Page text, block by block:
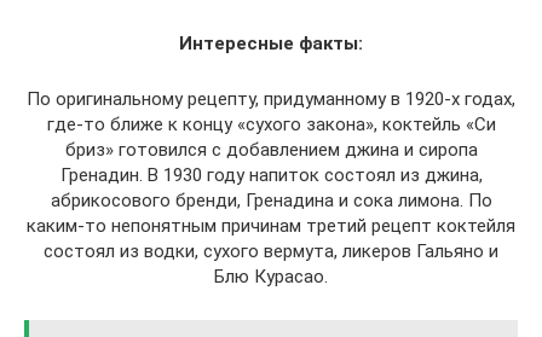
Интересные факты:
По оригинальному рецепту, придуманному в 1920-х годах,
где-то ближе к концу «сухого закона», коктейль «Си
бриз» готовился с добавлением джина и сиропа
Гренадин. В 1930 году напиток состоял из джина,
абрикосового бренди, Гренадина и сока лимона. По
каким-то непонятным причинам третий рецепт коктейля
состоял из водки, сухого вермута, ликеров Гальяно и
Блю Курасао.